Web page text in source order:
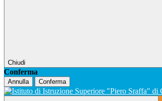
Chiudi
Conferma
Annulla Conferma